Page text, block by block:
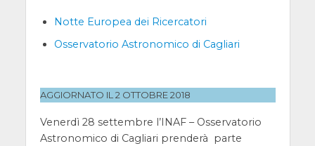
Notte Europea dei Ricercatori
Osservatorio Astronomico di Cagliari
AGGIORNATO IL 2 OTTOBRE 2018
Venerdì 28 settembre l’INAF – Osservatorio
Astronomico di Cagliari prenderà parte